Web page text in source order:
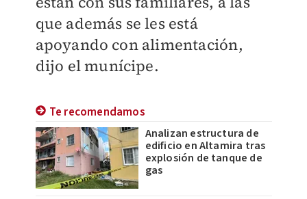
que además se les está
apoyando con alimentación,
dijo el munícipe.
Te recomendamos
Analizan estructura de
edificio en Altamira tras
explosión de tanque de
gas